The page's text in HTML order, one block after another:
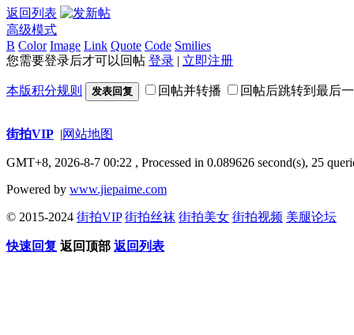
返回列表
高级模式
B Color Image Link Quote Code Smilies
您需要登录后才可以回帖 登录 | 立即注册
本版积分规则 发表回复 回帖并转播 回帖后跳转到最后
街拍VIP |网站地图
GMT+8, 2026-8-7 00:22 , Processed in 0.089626 second(s), 25
Powered by www.jiepaime.com
© 2015-2024 街拍VIP 街拍丝袜 街拍美女 街拍视频 美腿论坛
快速回复 返回顶部 返回列表